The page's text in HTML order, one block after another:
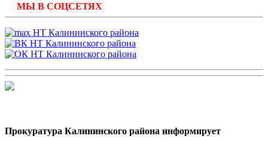
МЫ В СОЦСЕТЯХ
Прокуратура Калининского района информирует